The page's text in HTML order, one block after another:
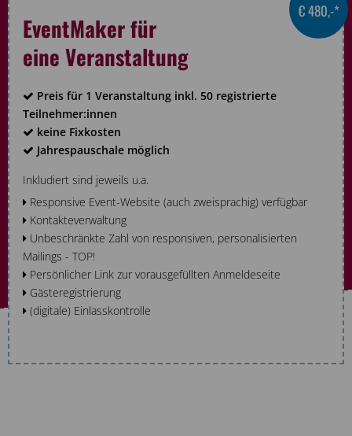
EventMaker für
eine Veranstaltung
Preis für 1 Veranstaltung inkl. 50 registrierte
Teilnehmer:innen
keine Fixkosten
Jahrespauschale möglich
Inkludiert sind jeweils u.a.
Responsive Event-Website (auch zweisprachig) verfügbar
Kontakteverwaltung
Unbeschränkte Zahl von responsiven, personalisierten
Mailings - TOP!
Persönlicher Link zur vorausgefüllten Anmeldeseite
Gästeregistrierung
(digitale) Einlasskontrolle
€ 480,-*